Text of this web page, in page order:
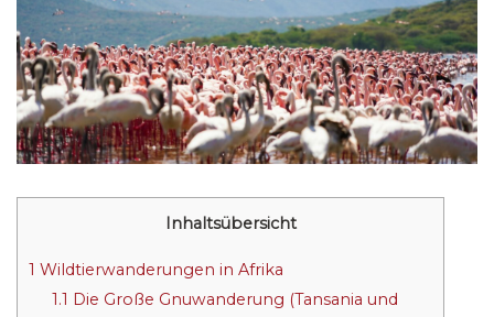
Inhaltsübersicht
1 Wildtierwanderungen in Afrika
1.1 Die Große Gnuwanderung (Tansania und